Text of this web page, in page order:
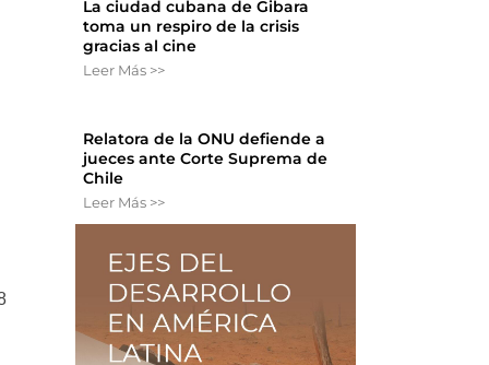
La ciudad cubana de Gibara
toma un respiro de la crisis
gracias al cine
Leer Más >>
Relatora de la ONU defiende a
jueces ante Corte Suprema de
Chile
Leer Más >>